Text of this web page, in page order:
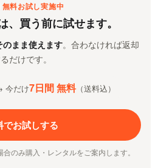
料お試し実施中
、買う前に試せます。
のまま使えます。合わなければ返却
だけです。
今だけ7日間 無料（送料込）
でお試しする
のみ購入・レンタルをご案内します。